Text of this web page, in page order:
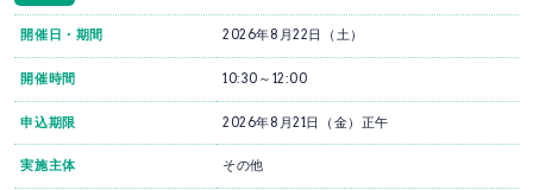
開催日・期間 2026年8月22日（土）
開催時間 10:30～12:00
申込期限 2026年8月21日（金）正午
実施主体 その他